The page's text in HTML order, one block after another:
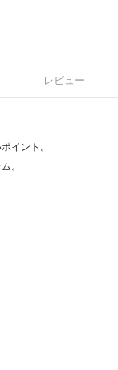
レビュー
イント。
。